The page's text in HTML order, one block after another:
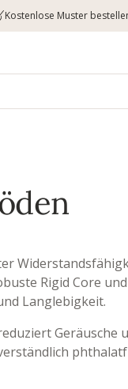
Kostenlose Muster
Rigid Core
Langlebigkeit.
Geräusche